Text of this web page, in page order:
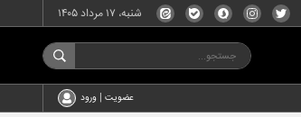
شنبه، ۱۷ مرداد ۱۴۰۵
عضویت | ورود